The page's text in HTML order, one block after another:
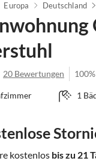
Europa Deutschland
20 Bewertungen
1
kostenlos bis zu 21